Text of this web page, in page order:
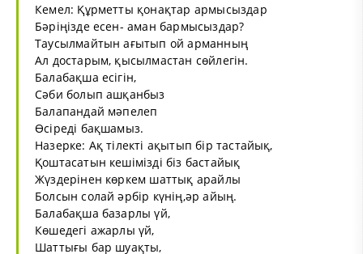
Кемел: Құрметты қонақтар армысыздар
Бәріңізде есен- аман бармысыздар?
Таусылмайтын ағытып ой арманның
Ал достарым, қысылмастан сөйлегін.
Балабақша есігін,
Сәби болып ашқанбыз
Балапандай мәпелеп
Өсіреді бақшамыз.
Назерке: Ақ тілекті ақытып бір тастайық,
Қоштасатын кешімізді біз бастайық
Жүздерінен көркем шаттық арайлы
Болсын солай әрбір күнің,әр айың.
Балабақша базарлы үй,
Көшедегі ажарлы үй,
Шаттығы бар шуақты,